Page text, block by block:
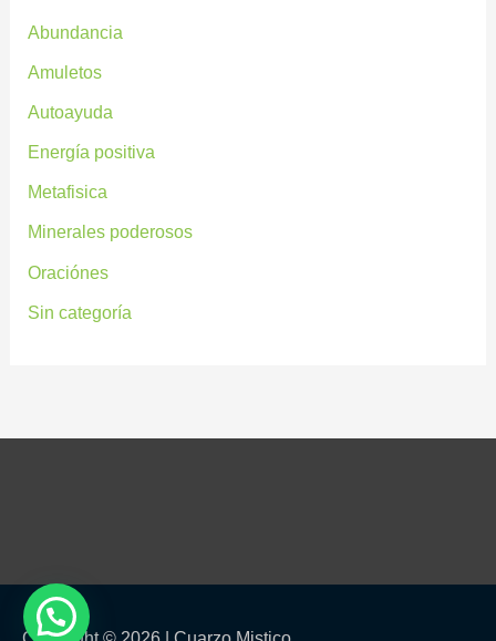
Abundancia
Amuletos
Autoayuda
Energía positiva
Metafisica
Minerales poderosos
Oraciónes
Sin categoría